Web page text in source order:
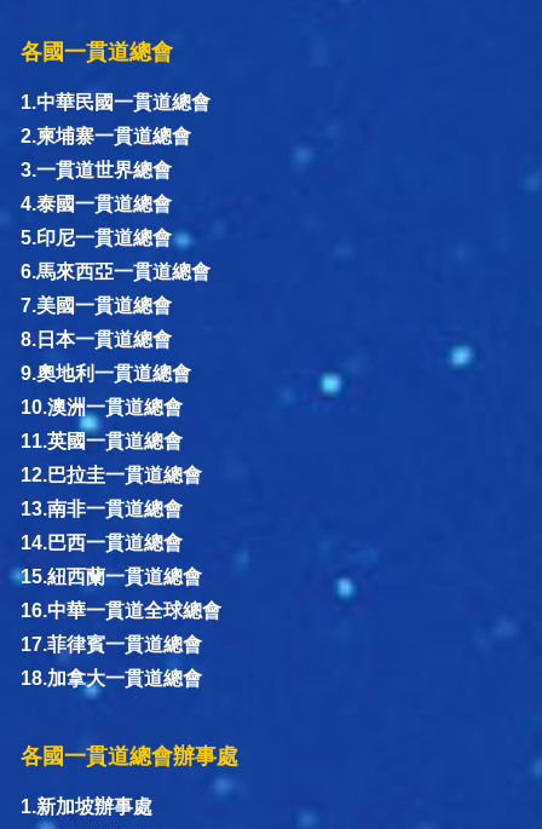
各國一貫道總會
1.中華民國一貫道總會
2.柬埔寨一貫道總會
3.一貫道世界總會
4.泰國一貫道總會
5.印尼一貫道總會
6.馬來西亞一貫道總會
7.美國一貫道總會
8.日本一貫道總會
9.奧地利一貫道總會
10.澳洲一貫道總會
11.英國一貫道總會
12.巴拉圭一貫道總會
13.南非一貫道總會
14.巴西一貫道總會
15.紐西蘭一貫道總會
16.中華一貫道全球總會
17.菲律賓一貫道總會
18.加拿大一貫道總會
各國一貫道總會辦事處
1.新加坡辦事處